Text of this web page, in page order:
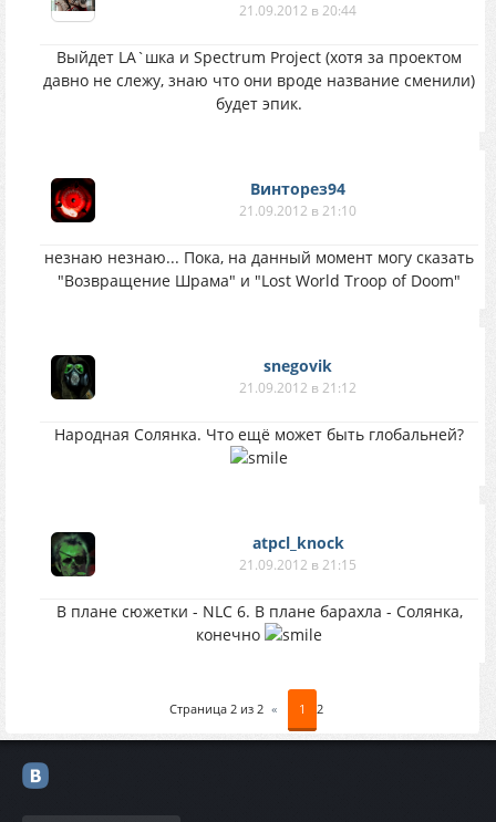
21.09.2012 в 20:44
Выйдет LA`шка и Spectrum Project (хотя за проектом
давно не слежу, знаю что они вроде название сменили)
будет эпик.
Винторез94
21.09.2012 в 21:10
незнаю незнаю... Пока, на данный момент могу сказать
"Возвращение Шрама" и "Lost World Troop of Doom"
snegovik
21.09.2012 в 21:12
Народная Солянка. Что ещё может быть глобальней?
atpcl_knock
21.09.2012 в 21:15
В плане сюжетки - NLC 6. В плане барахла - Солянка,
конечно
Страница 2 из 2 « 1 2